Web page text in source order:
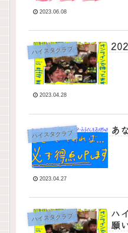
2023.06.08
ハイスタクラブ
2023.04.28
ハイスタクラブ あ
2023.04.27
ハイスタクラブ
ハ
願